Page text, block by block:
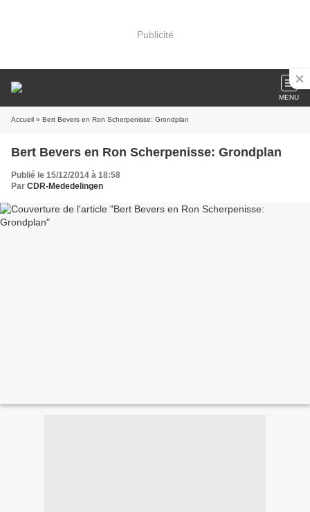
Publicité
MENU
Accueil » Bert Bevers en Ron Scherpenisse: Grondplan
Bert Bevers en Ron Scherpenisse: Grondplan
Publié le 15/12/2014 à 18:58
Par CDR-Mededelingen